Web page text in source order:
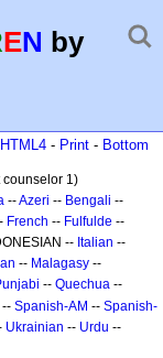
EN by
- Print - Bottom
counselor 1)
--Azeri -- Bengali --
French -- Fulfulde --
-- Italian --
-- Malagasy --
-- Quechua --
-- Spanish-AM -- Spanish-
Ukrainian -- Urdu --